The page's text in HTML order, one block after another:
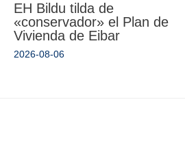
EH Bildu tilda de
«conservador» el Plan de
Vivienda de Eibar
2026-08-06